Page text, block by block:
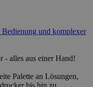
und komplexer
- alles aus einer Hand!
Palette an Lösungen,
bis hin zu